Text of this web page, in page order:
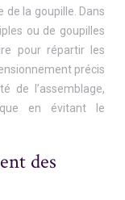
la goupille. Dans
ou de goupilles
pour répartir les
précis
de l’assemblage,
en évitant le
des